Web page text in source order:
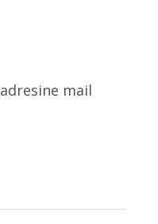
adresine mail